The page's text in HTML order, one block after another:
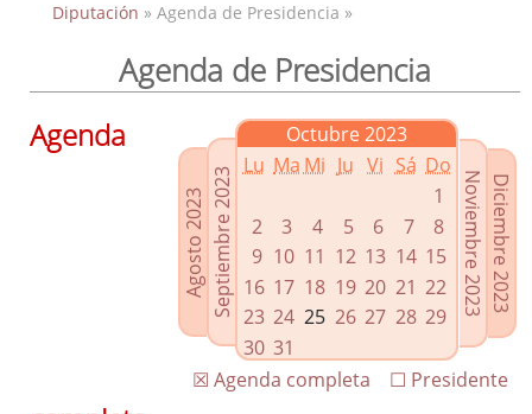
Presidencia
Grupos Políticos
Enlaces relacionados
Agenda de Presidencia
Plenos provinciales y Juntas de gobierno
Oficina de Proyectos Europeos
Diputación » Agenda de Presidencia »
Agenda de Presidencia
Agosto 2023Septiembre 2023
Octubre 2023
Lu Ma Mi Ju Vi Sá Do
1
2
3 4 5 6 7
8
9 10 11 12 13 14 15
16 17 18 19 20 21 22
23 24 25 26 27 28 29
30 31
Diciembre 2023
Noviembre 2023
☐ Presidente
☒ Agenda completa
Agenda